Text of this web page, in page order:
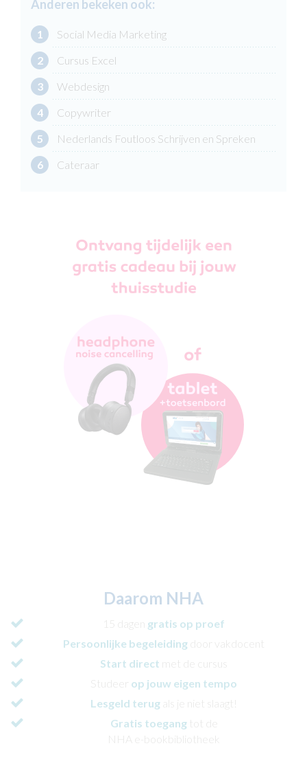
Anderen bekeken ook:
1
Social Media Marketing
2
Cursus Excel
3
Webdesign
4
Copywriter
5
Nederlands Foutloos Schrijven en Spreken
6
Cateraar
Daarom NHA
15 dagen
gratis op proef
Persoonlijke begeleiding door vakdocent
Start direct met de cursus
Studeer op jouw eigen tempo
Lesgeld terug als je niet slaagt!
Gratis toegangtot de
NHA e-bookbibliotheek